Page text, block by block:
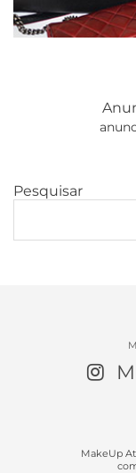
Pesquisar
MakeUp